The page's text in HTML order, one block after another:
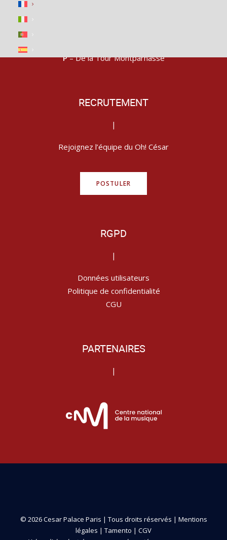
M4, M6, M12, M13
P– De la Tour Montparnasse
RECRUTEMENT
|
Rejoignez l’équipe du Oh! César
POSTULER
RGPD
|
Données utilisateurs
Politique de confidentialité
CGU
PARTENAIRES
|
© 2026 Cesar Palace Paris | Tous droits réservés | Mentions
légales | Tamento | CGV